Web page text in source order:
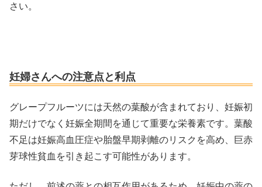
さい。
妊婦さんへの注意点と利点
グレープフルーツには天然の葉酸が含まれており、妊娠初
期だけでなく妊娠全期間を通じて重要な栄養素です。葉酸
不足は妊娠高血圧症や胎盤早期剥離のリスクを高め、巨赤
芽球性貧血を引き起こす可能性があります。